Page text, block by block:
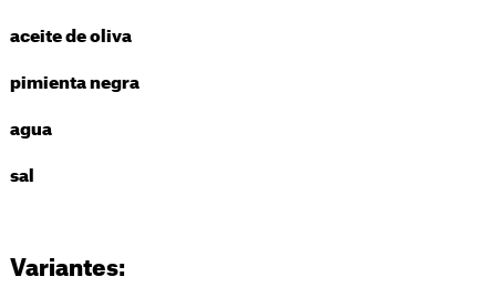
aceite de oliva
pimienta negra
agua
sal
Variantes: